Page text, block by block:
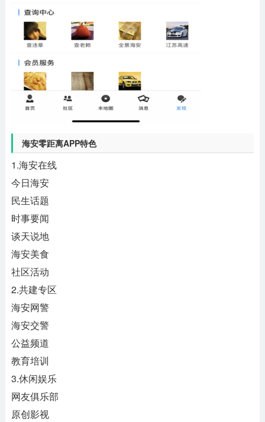
海安零距离APP特色
1.海安在线
今日海安
民生话题
时事要闻
谈天说地
海安美食
社区活动
2.共建专区
海安网警
海安交警
公益频道
教育培训
3.休闲娱乐
网友俱乐部
原创影视